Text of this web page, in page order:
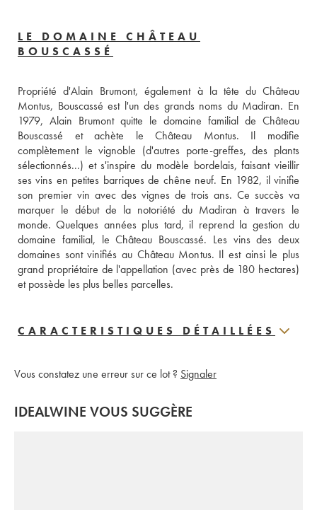
LE DOMAINE CHÂTEAU
BOUSCASSÉ
Propriété d'Alain Brumont, également à la tête du Château
Montus, Bouscassé est l'un des grands noms du Madiran. En
1979, Alain Brumont quitte le domaine familial de Château
Bouscassé et achète le Château Montus. Il modifie
complètement le vignoble (d'autres porte-greffes, des plants
sélectionnés...) et s'inspire du modèle bordelais, faisant vieillir
ses vins en petites barriques de chêne neuf. En 1982, il vinifie
son premier vin avec des vignes de trois ans. Ce succès va
marquer le début de la notoriété du Madiran à travers le
monde. Quelques années plus tard, il reprend la gestion du
domaine familial, le Château Bouscassé. Les vins des deux
domaines sont vinifiés au Château Montus. Il est ainsi le plus
grand propriétaire de l'appellation (avec près de 180 hectares)
CARACTERISTIQUES DÉTAILLÉES
Vous constatez une erreur sur ce lot ? Signaler
IDEALWINE VOUS SUGGÈRE